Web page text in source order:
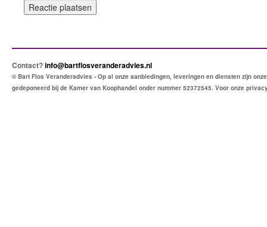
Contact?info@bartflosveranderadvies.nl
© Bart Flos Veranderadvies - Op al onze aanbiedingen, leveringen en diensten zijn
gedeponeerd bij de Kamer van Koophandel onder nummer 52372545. Voor onze